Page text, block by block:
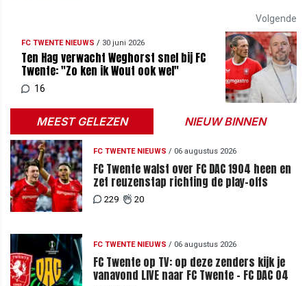
Volgende
FC TWENTE NIEUWS / 30 juni 2026
Ten Hag verwacht Weghorst snel bij FC
Twente: "Zo ken ik Wout ook wel"
16
MEEST GELEZEN NIEUW BINNEN
FC TWENTE NIEUWS / 06 augustus 2026
FC Twente walst over FC DAC 1904 heen en
zet reuzenstap richting de play-offs
229 20
FC TWENTE NIEUWS / 06 augustus 2026
FC Twente op TV: op deze zenders kijk je
vanavond LIVE naar FC Twente - FC DAC 04